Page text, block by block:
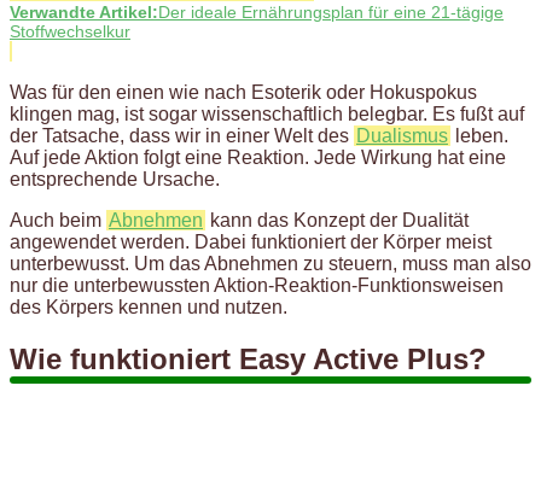
Verwandte Artikel:Der ideale Ernährungsplan für eine 21-tägige
Stoffwechselkur
Was für den einen wie nach Esoterik oder Hokuspokus
klingen mag, ist sogar wissenschaftlich belegbar. Es fußt auf
der Tatsache, dass wir in einer Welt des Dualismus leben.
Auf jede Aktion folgt eine Reaktion. Jede Wirkung hat eine
entsprechende Ursache.
Auch beim Abnehmen kann das Konzept der Dualität
angewendet werden. Dabei funktioniert der Körper meist
unterbewusst. Um das Abnehmen zu steuern, muss man also
nur die unterbewussten Aktion-Reaktion-Funktionsweisen
des Körpers kennen und nutzen.
Wie funktioniert Easy Active Plus?